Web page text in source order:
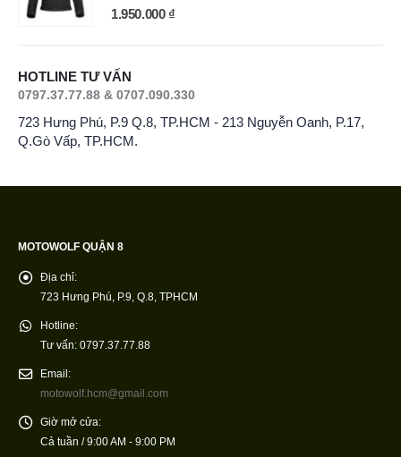
0 out of 5
1.950.000 ₫
HOTLINE TƯ VẤN
0797.37.77.88 & 0707.090.330
723 Hưng Phú, P.9 Q.8, TP.HCM - 213 Nguyễn Oanh, P.17,
Q.Gò Vấp, TP.HCM.
MOTOWOLF QUẬN 8
Địa chỉ:
723 Hưng Phú, P.9, Q.8, TPHCM
Hotline:
Tư vấn: 0797.37.77.88
Email:
motowolf.hcm@gmail.com
Giờ mở cửa:
Cả tuần / 9:00 AM - 9:00 PM